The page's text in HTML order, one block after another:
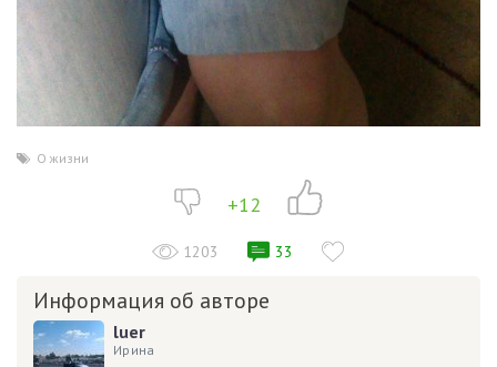
О жизни
+12
1203 33
Информация об авторе
luer
Ирина